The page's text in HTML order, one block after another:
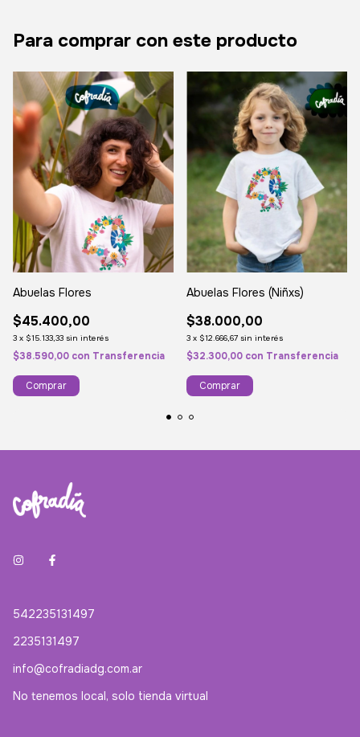
Para comprar con este producto
Abuelas Flores
$45.400,00
3 x $15.133,33 sin interés
$38.590,00 con Transferencia
Comprar
Abuelas Flores (Niñxs)
$38.000,00
3 x $12.666,67 sin interés
$32.300,00 con Transferencia
Comprar
542235131497
2235131497
info@cofradiadg.com.ar
No tenemos local, solo tienda virtual